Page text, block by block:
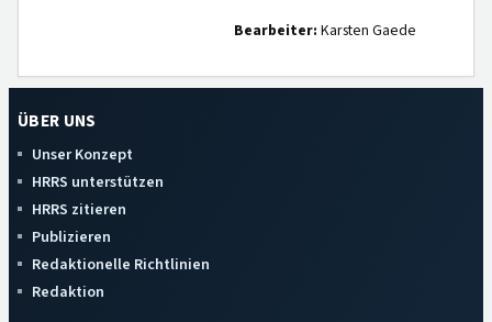
Bearbeiter: Karsten Gaede
ÜBER UNS
Unser Konzept
HRRS unterstützen
HRRS zitieren
Publizieren
Redaktionelle Richtlinien
Redaktion